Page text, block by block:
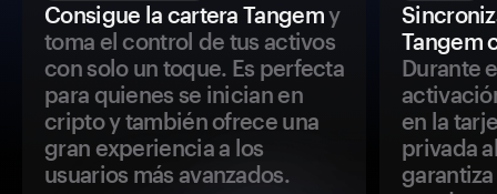
Consigue la cartera Tangemy
toma el control de tus activos
con solo un toque. Es perfecta
para quienes se inician en
cripto y también ofrece una
gran experiencia a los
usuarios más avanzados.
Tangem
Durante
en la
privada